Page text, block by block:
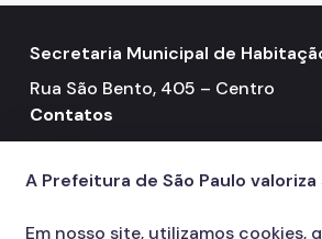
Secretaria Municipal de
Rua São Bento, 405 – Centro
Contatos
Telefone: 3322-4500
A Prefeitura de São Paulo
Em nosso site, utilizamos cookies,